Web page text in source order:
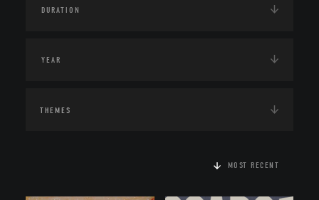
THEMES
MOST RECENT